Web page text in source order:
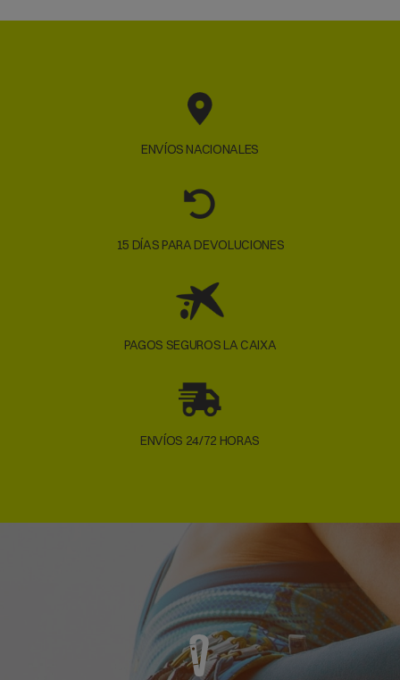
ENVÍOS NACIONALES
15 DÍAS PARA DEVOLUCIONES
PAGOS SEGUROS LA CAIXA
ENVÍOS 24/72 HORAS